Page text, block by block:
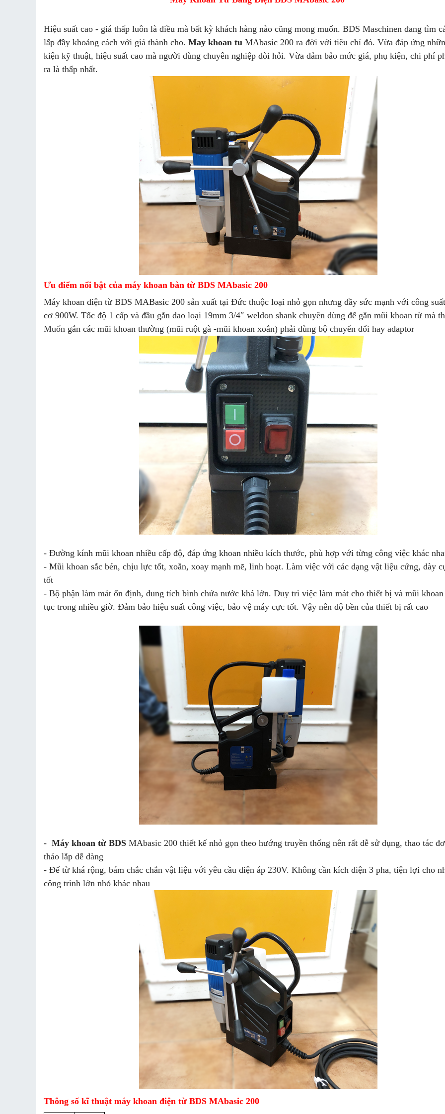
Hiệu suất cao - giá thấp luôn là điều mà bất kỳ khách hàng nào cũng mong muốn. BDS Maschinen đang tìm
lấp đầy khoảng cách với giá thành cho. May khoan tu MAbasic 200 ra đời với tiêu chí đó. Vừa đáp ứng
kiện kỹ thuật, hiệu suất cao mà người dùng chuyên nghiệp đòi hỏi. Vừa đảm bảo mức giá, phụ kiện, chi phí
ra là thấp nhất.
Ưu điểm nổi bật của máy khoan bàn từ BDS MAbasic 200
Máy khoan điện từ BDS MABasic 200 sản xuất tại Đức thuộc loại nhỏ gọn nhưng đầy sức mạnh với công
cơ 900W. Tốc độ 1 cấp và đầu gắn dao loại 19mm 3/4″ weldon shank chuyên dùng để gắn mũi khoan từ mà
Muốn gắn các mũi khoan thường (mũi ruột gà -mũi khoan xoắn) phải dùng bộ chuyển đổi hay adaptor
- Đường kính mũi khoan nhiều cấp độ, đáp ứng khoan nhiều kích thước, phù hợp với từng công việc khác
- Mũi khoan sắc bén, chịu lực tốt, xoắn, xoay mạnh mẽ, linh hoạt. Làm việc với các dạng vật liệu cứng, dày
tốt
- Bộ phận làm mát ổn định, dung tích bình chứa nước khá lớn. Duy trì việc làm mát cho thiết bị và mũi
tục trong nhiều giờ. Đảm bảo hiệu suất công việc, bảo vệ máy cực tốt. Vậy nên độ bền của thiết bị rất cao
- Máy khoan từ BDS MAbasic 200 thiết kế nhỏ gọn theo hướng truyền thống nên rất dễ sử dụng, thao tác
tháo lắp dễ dàng
- Đế từ khá rộng, bám chắc chắn vật liệu với yêu cầu điện áp 230V. Không cần kích điện 3 pha, tiện lợi cho
công trình lớn nhỏ khác nhau
Thông số kĩ thuật máy khoan điện từ BDS MAbasic 200